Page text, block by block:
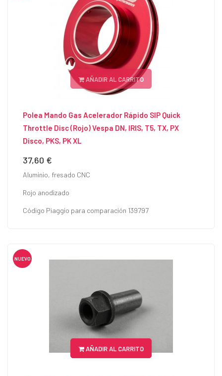
AÑADIR AL CARRITO
Polea Mando Gas Acelerador Rápido SIP Quick
Throttle Disc (Rojo) Vespa DN, IRIS, T5, TX, PX
Disco, PKS, PK XL
Precio
37,60 €
Aluminio, fresado CNC
Rojo anodizado
Código Piaggio para comparación 139797
NUEVO
AÑADIR AL CARRITO